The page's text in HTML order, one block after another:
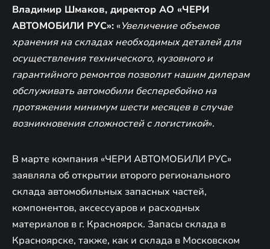
Владимир Шмаков, директор АО «ЧЕРИ
АВТОМОБИЛИ РУС»: «Увеличение объемов
хранения на складах необходимых деталей для
осуществления технического, кузовного и
гарантийного ремонтов позволит нашим дилерам
обслуживать автомобили бесперебойно на
протяжении минимум шести месяцев в случае
возникновения сложностей с логистикой».
В марте компания «ЧЕРИ АВТОМОБИЛИ РУС»
заявляла об открытии второго регионального
склада автомобильных запасных частей,
компонентов, аксессуаров и расходных
материалов в г. Красноярск. Запасы склада в
Красноярске, также, как и склада в Московском